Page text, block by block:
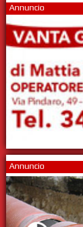
Annuncio
Annuncio